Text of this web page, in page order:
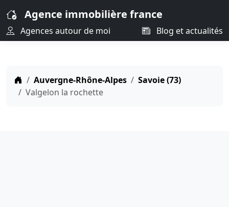
Agence immobilière france
Agences autour de moi Blog et actualités
Auvergne-Rhône-Alpes
Savoie (73)
Valgelon la rochette